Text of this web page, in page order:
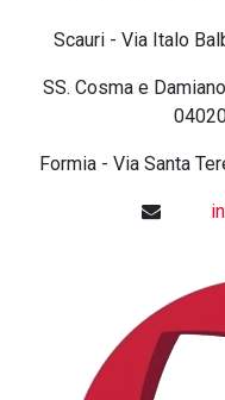
Scauri - Via Italo
SS. Cosma e
Formia - Via Santa